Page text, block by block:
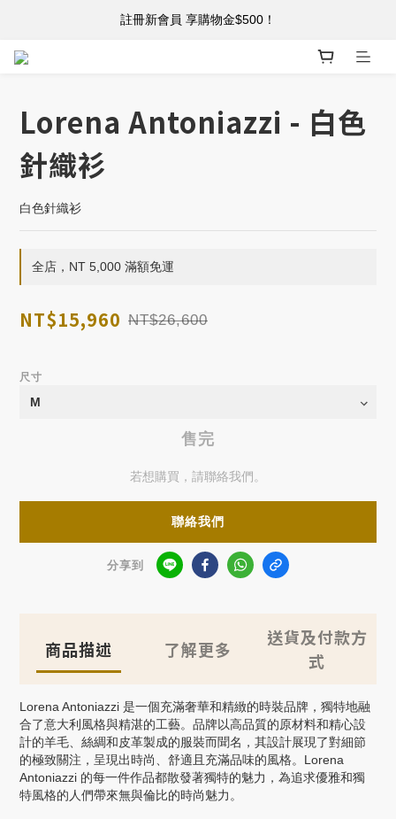
註冊新會員 享購物金$500！
註冊新會員 享購物金$500！
Lorena Antoniazzi - 白色
針織衫
白色針織衫
全店，NT 5,000 滿額免運
NT$15,960 NT$26,600
尺寸
售完
若想購買，請聯絡我們。
聯絡我們
分享到
商品描述 了解更多
送貨及付款方
式
Lorena Antoniazzi 是一個充滿奢華和精緻的時裝品牌，獨特地融
合了意大利風格與精湛的工藝。品牌以高品質的原材料和精心設
計的羊毛、絲綢和皮革製成的服裝而聞名，其設計展現了對細節
的極致關注，呈現出時尚、舒適且充滿品味的風格。 Lorena
Antoniazzi 的每一件作品都散發著獨特的魅力，為追求優雅和獨
特風格的人們帶來無與倫比的時尚魅力。